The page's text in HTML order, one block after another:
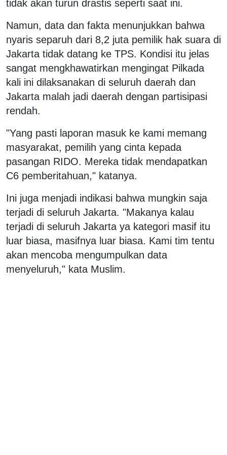
tidak akan turun drastis seperti saat ini.
Namun, data dan fakta menunjukkan bahwa
nyaris separuh dari 8,2 juta pemilik hak suara di
Jakarta tidak datang ke TPS. Kondisi itu jelas
sangat mengkhawatirkan mengingat Pilkada
kali ini dilaksanakan di seluruh daerah dan
Jakarta malah jadi daerah dengan partisipasi
rendah.
"Yang pasti laporan masuk ke kami memang
masyarakat, pemilih yang cinta kepada
pasangan RIDO. Mereka tidak mendapatkan
C6 pemberitahuan," katanya.
Ini juga menjadi indikasi bahwa mungkin saja
terjadi di seluruh Jakarta. "Makanya kalau
terjadi di seluruh Jakarta ya kategori masif itu
luar biasa, masifnya luar biasa. Kami tim tentu
akan mencoba mengumpulkan data
menyeluruh," kata Muslim.